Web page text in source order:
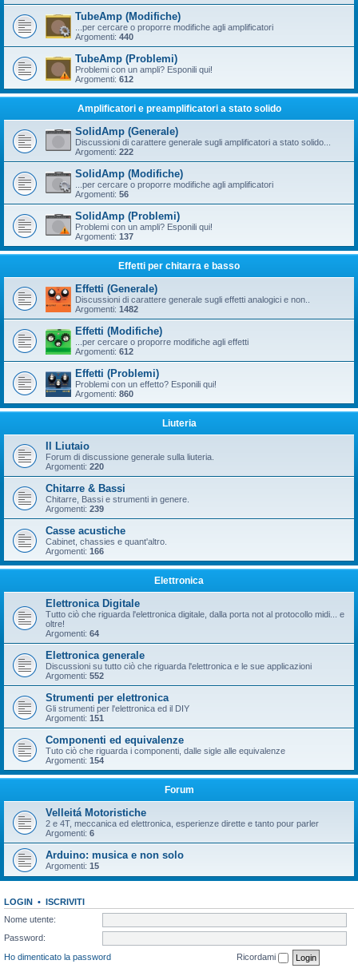
TubeAmp (Modifiche)
...per cercare o proporre modifiche agli amplificatori
Argomenti: 440
TubeAmp (Problemi)
Problemi con un ampli? Esponili qui!
Argomenti: 612
Amplificatori e preamplificatori a stato solido
SolidAmp (Generale)
Discussioni di carattere generale sugli amplificatori a stato solido...
Argomenti: 222
SolidAmp (Modifiche)
...per cercare o proporre modifiche agli amplificatori
Argomenti: 56
SolidAmp (Problemi)
Problemi con un ampli? Esponili qui!
Argomenti: 137
Effetti per chitarra e basso
Effetti (Generale)
Discussioni di carattere generale sugli effetti analogici e non..
Argomenti: 1482
Effetti (Modifiche)
...per cercare o proporre modifiche agli effetti
Argomenti: 612
Effetti (Problemi)
Problemi con un effetto? Esponili qui!
Argomenti: 860
Liuteria
Il Liutaio
Forum di discussione generale sulla liuteria.
Argomenti: 220
Chitarre & Bassi
Chitarre, Bassi e strumenti in genere.
Argomenti: 239
Casse acustiche
Cabinet, chassies e quant'altro.
Argomenti: 166
Elettronica
Elettronica Digitale
Tutto ciò che riguarda l'elettronica digitale, dalla porta not al protocollo midi... e
oltre!
Argomenti: 64
Elettronica generale
Discussioni su tutto ciò che riguarda l'elettronica e le sue applicazioni
Argomenti: 552
Strumenti per elettronica
Gli strumenti per l'elettronica ed il DIY
Argomenti: 151
Componenti ed equivalenze
Tuto ciò che riguarda i componenti, dalle sigle alle equivalenze
Argomenti: 154
Forum
Velleitá Motoristiche
2 e 4T, meccanica ed elettronica, esperienze dirette e tanto pour parler
Argomenti: 6
Arduino: musica e non solo
Argomenti: 15
LOGIN • ISCRIVITI
Nome utente:
Password:
Ho dimenticato la password
Ricordami